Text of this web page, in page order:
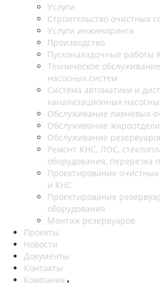
Услуги
Строительство очистных
Услуги инжиниринга
Производство
Пусконаладочные работы
Техническое
насосных систем
Система автоматики и
канализационных
Обслуживание ливневых
Обслуживание
Обслуживание
Ремонт КНС, ЛОС,
оборудования, перерезка
Проектирование
и КНС
Проектирование
оборудования
Монтаж резервуаров
Проекты
Новости
Документы
Контакты
Компания